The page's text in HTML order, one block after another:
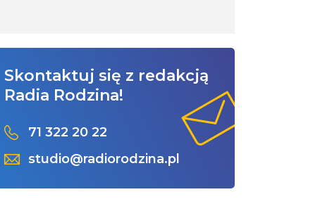
Skontaktuj się z redakcją
Radia Rodzina!
71 322 20 22
studio@radiorodzina.pl